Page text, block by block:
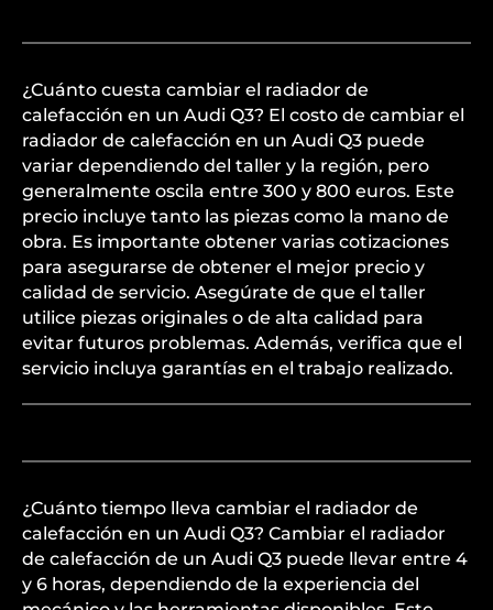
¿Cuánto cuesta cambiar el radiador de
calefacción en un Audi Q3? El costo de cambiar el
radiador de calefacción en un Audi Q3 puede
variar dependiendo del taller y la región, pero
generalmente oscila entre 300 y 800 euros. Este
precio incluye tanto las piezas como la mano de
obra. Es importante obtener varias cotizaciones
para asegurarse de obtener el mejor precio y
calidad de servicio. Asegúrate de que el taller
utilice piezas originales o de alta calidad para
evitar futuros problemas. Además, verifica que el
servicio incluya garantías en el trabajo realizado.
¿Cuánto tiempo lleva cambiar el radiador de
calefacción en un Audi Q3? Cambiar el radiador
de calefacción de un Audi Q3 puede llevar entre 4
y 6 horas, dependiendo de la experiencia del